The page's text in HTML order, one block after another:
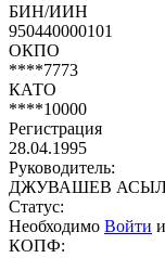
БИН/ИИН
950440000101
ОКПО
****7773
КАТО
****10000
Регистрация
28.04.1995
Руководитель:
ДЖУВАШЕВ
Статус:
Необходимо Войти
КОПФ: